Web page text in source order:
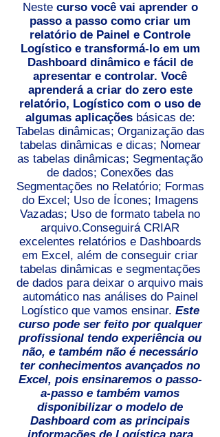
Neste curso você vai aprender o
passo a passo como criar um
relatório de Painel e Controle
Logístico e transformá-lo em um
Dashboard dinâmico e fácil de
apresentar e controlar. Você
aprenderá a criar do zero este
relatório, Logístico com o uso de
algumas aplicaçõesbásicas de:
Tabelas dinâmicas; Organização das
tabelas dinâmicas e dicas; Nomear
as tabelas dinâmicas; Segmentação
de dados; Conexões das
Segmentações no Relatório; Formas
do Excel; Uso de Ícones; Imagens
Vazadas; Uso de formato tabela no
arquivo.Conseguirá CRIAR
excelentes relatórios e Dashboards
em Excel, além de conseguir criar
tabelas dinâmicas e segmentações
de dados para deixar o arquivo mais
automático nas análises do Painel
Logístico que vamos ensinar. Este
curso pode ser feito por qualquer
profissional tendo experiência ou
não, e também não é necessário
ter conhecimentos avançados no
Excel, pois ensinaremos o passo-
a-passo e também vamos
disponibilizar o modelo de
Dashboard com as principais